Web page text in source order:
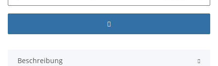
Beschreibung